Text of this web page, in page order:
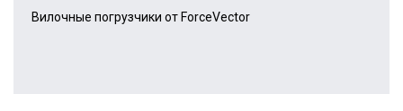
Вилочные погрузчики от ForceVector